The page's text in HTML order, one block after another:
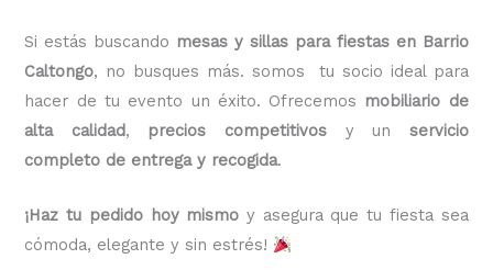
Si estás buscando mesas y sillas para fiestas en Barrio
Caltongo, no busques más. somos tu socio ideal para
hacer de tu evento un éxito. Ofrecemos mobiliario de
alta calidad, precios competitivos y un servicio
completo de entrega y recogida.
¡Haz tu pedido hoy mismo y asegura que tu fiesta sea
cómoda, elegante y sin estrés!